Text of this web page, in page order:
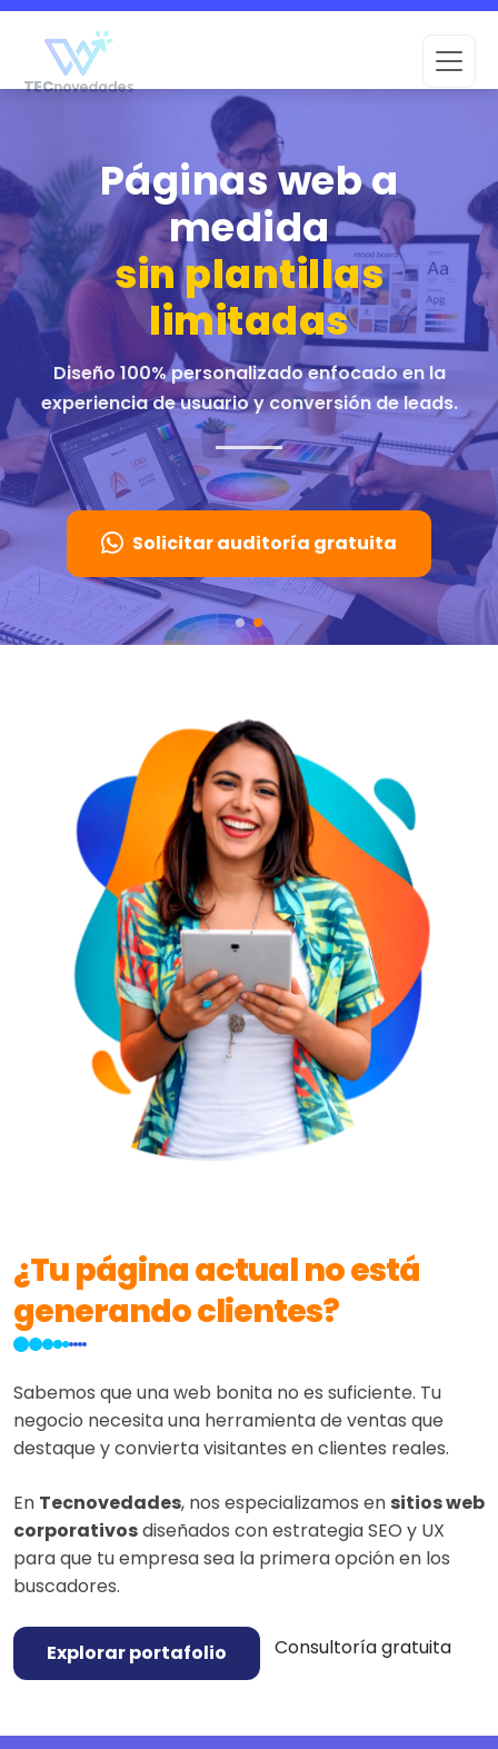
Páginas web a
medida
sin plantillas
limitadas
Diseño 100% personalizado enfocado en la
experiencia de usuario y conversión de leads.
Solicitar auditoría gratuita
¿Tu página actual no está
generando clientes?
Sabemos que una web bonita no es suficiente. Tu
negocio necesita una herramienta de ventas que
destaque y convierta visitantes en clientes reales.
En Tecnovedades, nos especializamos en sitios web
corporativosdiseñados con estrategia SEO y UX
para que tu empresa sea la primera opción en los
buscadores.
Explorar portafolio Consultoría gratuita